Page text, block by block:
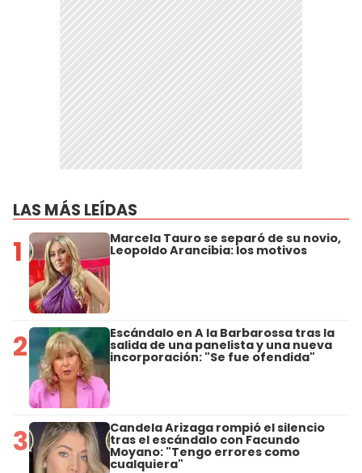
LAS MÁS LEÍDAS
1 Marcela Tauro se separó de su novio,
Leopoldo Arancibia: los motivos
2 Escándalo en A la Barbarossa tras la
salida de una panelista y una nueva
incorporación: "Se fue ofendida"
3 Candela Arizaga rompió el silencio
tras el escándalo con Facundo
Moyano: "Tengo errores como
cualquiera"